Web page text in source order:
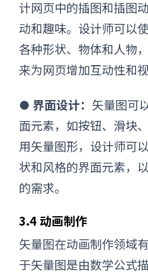
计网页中的插图和插图
动和趣味。设计师可以
各种形状、物体和人物
来为网页增加互动性和视
● 界面设计： 矢量图可
面元素，如按钮、滑块
用矢量图形，设计师可
状和风格的界面元素，
的需求。
3.4 动画制作
矢量图在动画制作领域
于矢量图是由数学公式